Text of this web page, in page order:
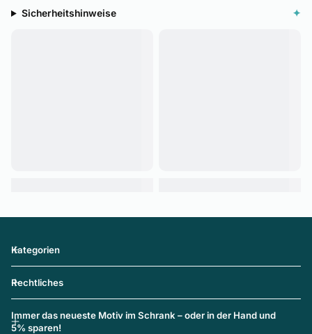
Sicherheitshinweise ✦
Kategorien
Rechtliches
Immer das neueste Motiv im Schrank – oder in der Hand und
5% sparen!